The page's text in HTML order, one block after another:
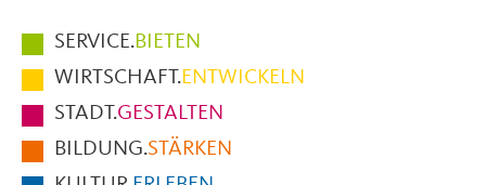
Hauptmenüpunkte
im
Fußbereich
der
Seite
SERVICE.BIETEN
WIRTSCHAFT.ENTWICKELN
STADT.GESTALTEN
BILDUNG.STÄRKEN